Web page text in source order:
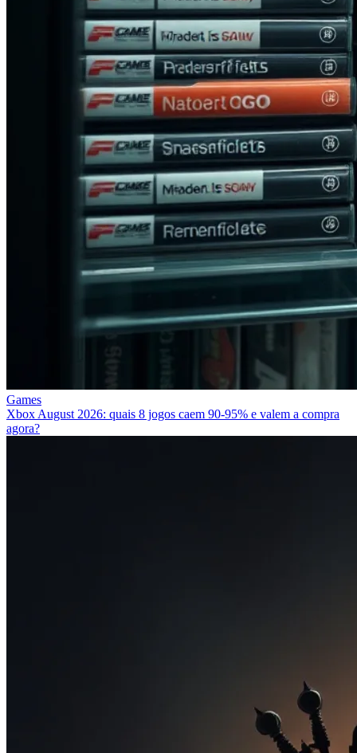
Games
Xbox August 2026: quais 8 jogos caem 90‑95% e valem a compra
agora?